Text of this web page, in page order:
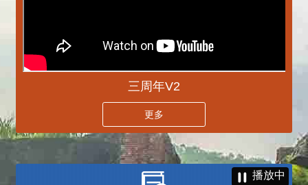
三周年V2
更多
播放中